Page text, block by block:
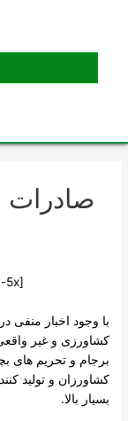
[icon name=”ship” class=”fa-5x”]
با وجود اخبار منفی
کشاورزی و غیر
برجام و تحریم های
کشاورزان و تولید
بسیار بالا.